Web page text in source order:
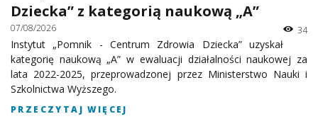
Dziecka” z kategorią naukową „A”
07/08/2026 34
Instytut „Pomnik - Centrum Zdrowia Dziecka” uzyskał
kategorię naukową „A” w ewaluacji działalności naukowej za
lata 2022-2025, przeprowadzonej przez Ministerstwo Nauki i
Szkolnictwa Wyższego.
PRZECZYTAJ WIĘCEJ